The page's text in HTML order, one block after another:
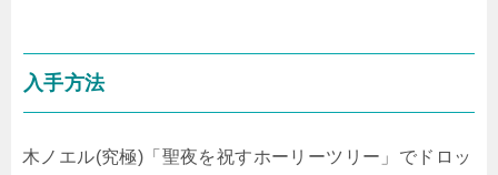
入手方法
木ノエル(究極)「聖夜を祝すホーリーツリー」でドロッ